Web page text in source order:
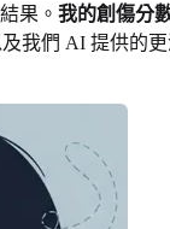
果。 我的創傷分
我們 AI 提供的